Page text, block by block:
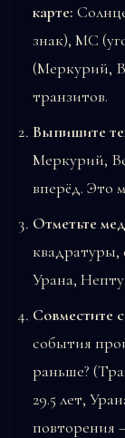
карте:
знак), MC
(Меркурий,
транзитов.
Выпишите
Меркурий,
вперёд. Это
Отметьте
Урана,
Совместите
события
раньше?
29.5 лет,
повторения